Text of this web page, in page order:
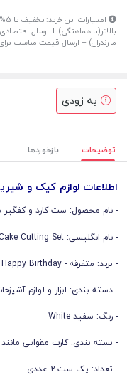
مازندران) + ارسال قیمت مناسب
به زودی
توضیحات بازخوردها
اطلاعات لوازم کیک و
- نام محصول: ست کارد و
- نام انگلیسی: Cake Cutting Set
- برند: متفرقه - Happy Birthday
- دسته بندی: ابزار و لوازم
- رنگ: سفید White
- بسته بندی: کارت مقوایی
- تعداد: یک ست ۲ عددی